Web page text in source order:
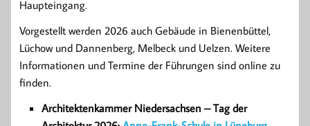
Haupteingang.
Vorgestellt werden 2026 auch Gebäude in Bienenbüttel,
Lüchow und Dannenberg, Melbeck und Uelzen. Weitere
Informationen und Termine der Führungen sind online zu
finden.
Architektenkammer Niedersachsen – Tag der